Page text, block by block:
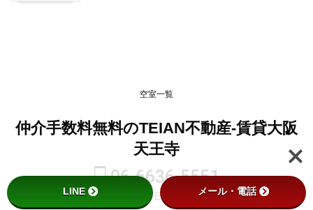
空室一覧
仲介手数料無料のTEIAN不動産-賃貸大阪
天王寺
06-6636-5551
© 2026 仲介手数料無料のTEIAN不動産-賃貸大阪天王寺
LINE メール・電話